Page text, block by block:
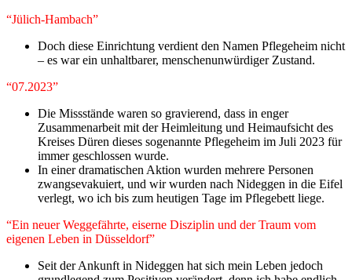
“Jülich-Hambach”
Doch diese Einrichtung verdient den Namen Pflegeheim nicht
– es war ein unhaltbarer, menschenunwürdiger Zustand.
“07.2023”
Die Missstände waren so gravierend, dass in enger
Zusammenarbeit mit der Heimleitung und Heimaufsicht des
Kreises Düren dieses sogenannte Pflegeheim im Juli 2023 für
immer geschlossen wurde.
In einer dramatischen Aktion wurden mehrere Personen
zwangsevakuiert, und wir wurden nach Nideggen in die Eifel
verlegt, wo ich bis zum heutigen Tage im Pflegebett liege.
“​Ein neuer Weggefährte, eiserne Disziplin und der Traum vom
eigenen Leben in Düsseldorf”
​Seit der Ankunft in Nideggen hat sich mein Leben jedoch